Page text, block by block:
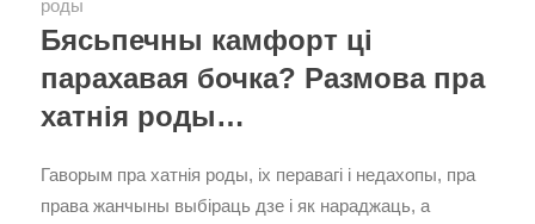
роды
Бясьпечны камфорт ці
парахавая бочка? Размова пра
хатнія роды…
Гаворым пра хатнія роды, іх перавагі і недахопы, пра
права жанчыны выбіраць дзе і як нараджаць, а